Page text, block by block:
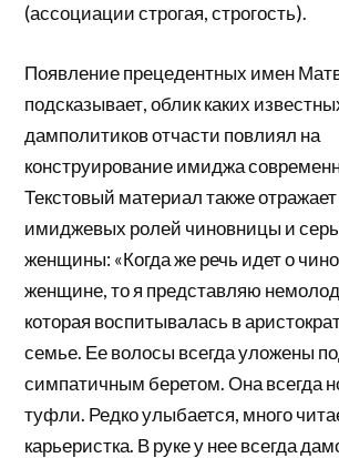
(ассоциации строгая, строгость).
Появление прецедентных имен
подсказывает, облик каких
дамполитиков отчасти повлиял на
конструирование имиджа
Текстовый материал также
имиджевых ролей чиновницы и
женщины: «Когда же речь идет о
женщине, то я представляю
которая воспитывалась в
семье. Ее волосы всегда уложены
симпатичным беретом. Она всегда
туфли. Редко улыбается, много
карьеристка. В руке у нее всегда